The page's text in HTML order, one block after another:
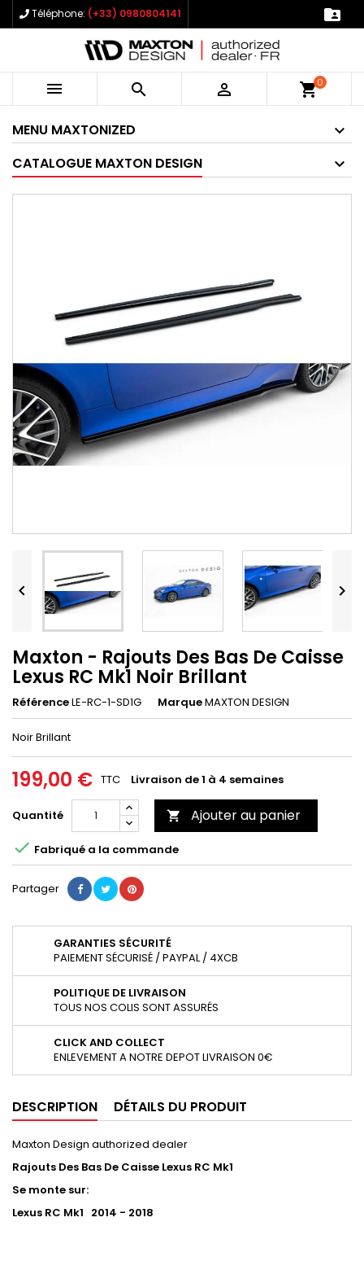
Téléphone: (+33) 0980804141 
   shopping_cart0
MENU MAXTONIZED
CATALOGUE MAXTON DESIGN
 
Maxton - Rajouts Des Bas De Caisse
Lexus RC Mk1 Noir Brillant
RéférenceLE-RC-1-SD1G MarqueMAXTON DESIGN
Noir Brillant
199,00 € TTC Livraison de 1 à 4 semaines
Quantité  Ajouter au panier
 Fabriqué a la commande
Partager
GARANTIES SÉCURITÉ
PAIEMENT SÉCURISÉ / PAYPAL / 4XCB
POLITIQUE DE LIVRAISON
TOUS NOS COLIS SONT ASSURÉS
CLICK AND COLLECT
ENLEVEMENT A NOTRE DEPOT LIVRAISON 0€
DESCRIPTION DÉTAILS DU PRODUIT
Maxton Design authorized dealer
Rajouts Des Bas De Caisse Lexus RC Mk1
Se monte sur:
Lexus RC Mk1 2014 - 2018